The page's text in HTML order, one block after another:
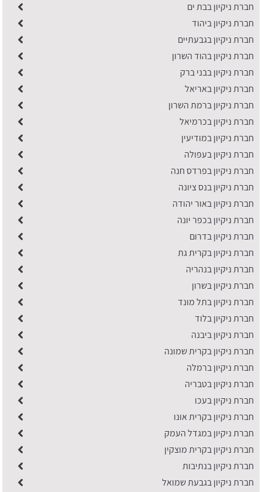
חברת ניקיון בבת ים
חברת ניקיון ביהוד
חברת ניקיון בגבעתיים
חברת ניקיון בהוד השרון
חברת ניקיון בבני ברק
חברת ניקיון באריאל
חברת ניקיון ברמת השרון
חברת ניקיון בכרמיאל
חברת ניקיון במודיעין
חברת ניקיון בעפולה
חברת ניקיון בפרדס חנה
חברת ניקיון בנס ציונה
חברת ניקיון באור יהודה
חברת ניקיון בכפר יונה
​חברת ניקיון בדרום
חברת ניקיון בקרית גת
חברת ניקיון בנהריה
חברת ניקיון בשרון
חברת ניקיון בתל מונד
חברת ניקיון בלוד
חברת ניקיון ביבנה
חברת ניקיון בקרית שמונה
חברת ניקיון ברמלה
חברת ניקיון בטבריה
חברת ניקיון בעכו
חברת ניקיון בקרית אונו
חברת ניקיון במגדל העמק
חברת ניקיון בקרית מוצקין
חברת ניקיון בנתיבות
חברת ניקיון בגבעת שמואל